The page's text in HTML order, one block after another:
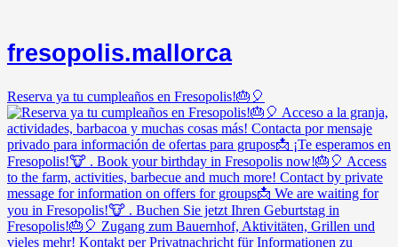
fresopolis.mallorca
Reserva ya tu cumpleaños en Fresopolis!🎂🎈